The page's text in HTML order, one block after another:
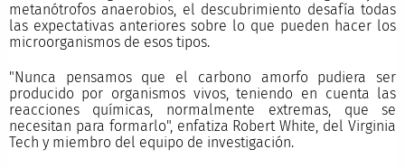
metanótrofos anaerobios, el descubrimiento desafía todas
las expectativas anteriores sobre lo que pueden hacer los
microorganismos de esos tipos.
"Nunca pensamos que el carbono amorfo pudiera ser
producido por organismos vivos, teniendo en cuenta las
reacciones químicas, normalmente extremas, que se
necesitan para formarlo", enfatiza Robert White, del Virginia
Tech y miembro del equipo de investigación.